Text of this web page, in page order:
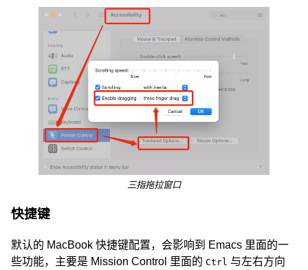
三指拖拉窗口
快捷键
默认的 MacBook 快捷键配置，会影响到 Emacs 里面的一
些功能，主要是 Mission Control 里面的 Ctrl 与左右方向